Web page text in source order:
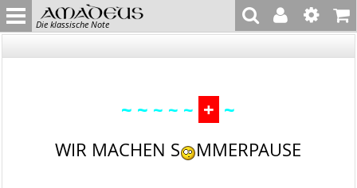
Die klassische Note
~ ~ ~ ~ ~ + ~
WIR MACHEN S MMERPAUSE